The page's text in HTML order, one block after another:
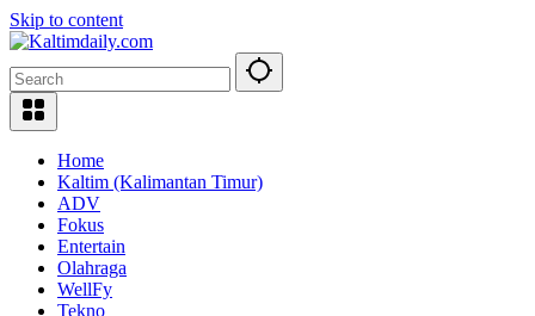
Skip to content
Home
Kaltim (Kalimantan Timur)
ADV
Fokus
Entertain
Olahraga
WellFy
Tekno